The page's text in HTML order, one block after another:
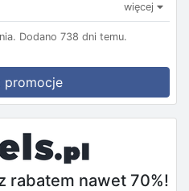
więcej
Dodano 738 dni temu.
promocje
rabatem nawet 70%!